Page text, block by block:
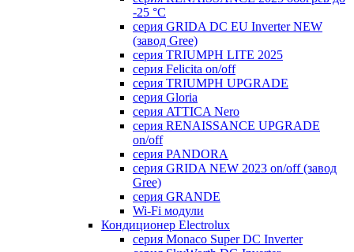
-25 °С
серия GRIDA DC EU Inverter NEW
(завод Gree)
серия TRIUMPH LITE 2025
серия Felicita on/off
серия TRIUMPH UPGRADE
серия Gloria
серия ATTICA Nero
серия RENAISSANCE UPGRADE
on/off
серия PANDORA
серия GRIDA NEW 2023 on/off (завод
Gree)
серия GRANDE
Wi-Fi модули
Кондиционер Electrolux
серия Monaco Super DC Inverter